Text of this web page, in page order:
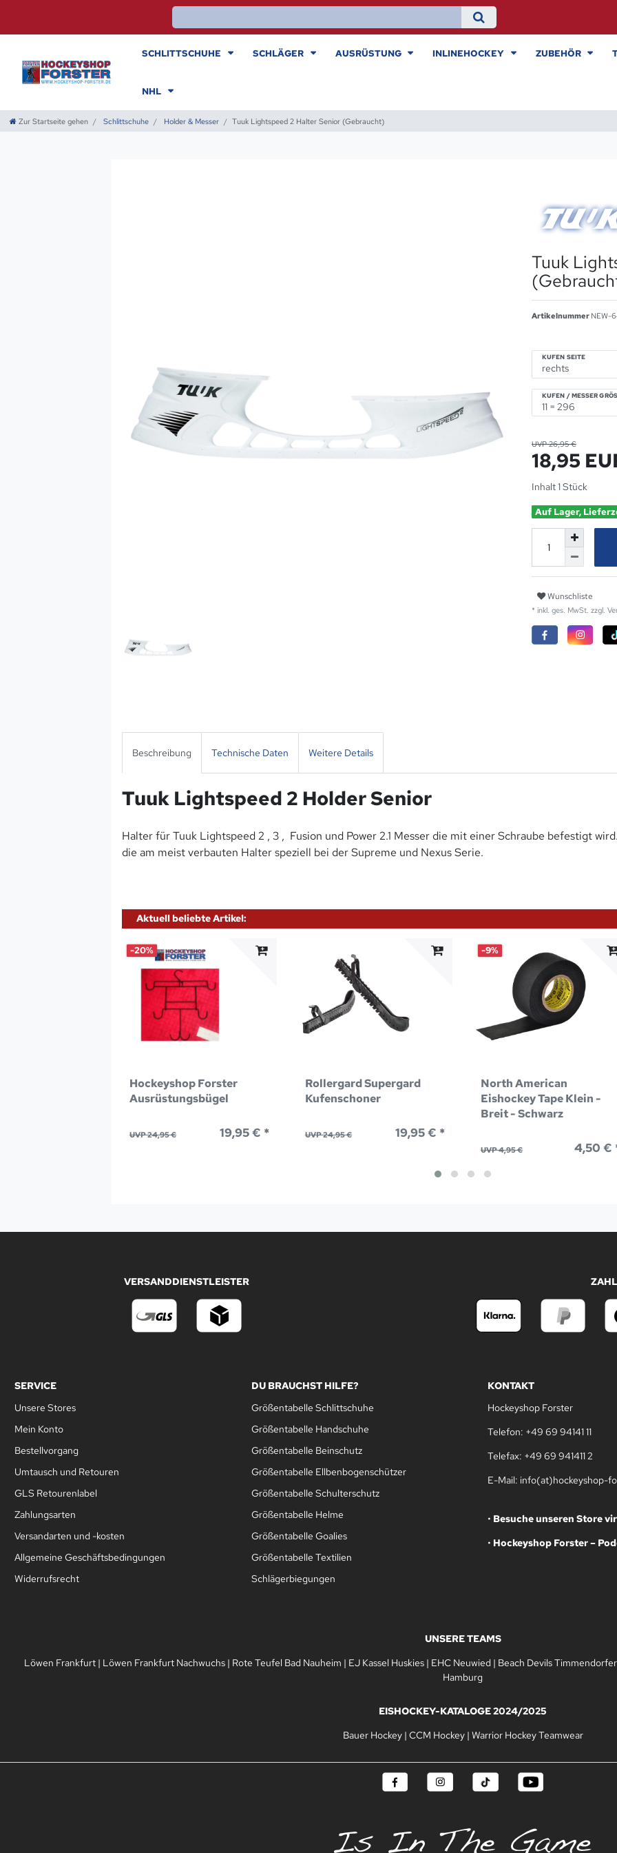
SCHLITTSCHUHE SCHLÄGER AUSRÜSTUNG INLINEHOCKEY ZUBEHÖR
NHL
Zur Startseite gehen Schlittschuhe Holder & Messer Tuuk Lightspeed 2 Halter Senior (Gebraucht)
Tuuk
Artikelnummer NEW-
KUFEN SEITE
KUFEN / MESSER
UVP 26,95 €
18,95
Inhalt1Stück
Auf Lager,
Wunschliste
* inkl. ges. MwSt. zzgl.
Beschreibung Technische Daten Weitere Details
Tuuk Lightspeed 2 Holder Senior
Halter für Tuuk Lightspeed 2 , 3 , Fusion und Power 2.1 Messer die mit einer Schraube befestigt
die am meist verbauten Halter speziell bei der Supreme und Nexus Serie.
Aktuell beliebte Artikel:
-20%
Hockeyshop Forster
Ausrüstungsbügel
UVP 24,95 € 19,95 € *
Rollergard Supergard
Kufenschoner
UVP 24,95 € 19,95 € *
-9%
North American
Eishockey Tape Klein -
Breit - Schwarz
UVP 4,95 € 4,50 €
VERSANDDIENSTLEISTER
SERVICE
Unsere Stores
Mein Konto
Bestellvorgang
Umtausch und Retouren
GLS Retourenlabel
Zahlungsarten
Versandarten und -kosten
Allgemeine Geschäftsbedingungen
Widerrufsrecht
DU BRAUCHST HILFE?
Größentabelle Schlittschuhe
Größentabelle Handschuhe
Größentabelle Beinschutz
Größentabelle Ellbenbogenschützer
Größentabelle Schulterschutz
Größentabelle Helme
Größentabelle Goalies
Größentabelle Textilien
Schlägerbiegungen
KONTAKT
Hockeyshop Forster
Telefon: +49 69 94141 11
Telefax: +49 69 941411 2
E-Mail: info(at)hockeyshop-
• Besuche unseren Store
• Hockeyshop Forster –
UNSERE TEAMS
Löwen Frankfurt | Löwen Frankfurt Nachwuchs | Rote Teufel Bad Nauheim | EJ Kassel Huskies | EHC Neuwied | Beach Devils
Hamburg
EISHOCKEY-KATALOGE 2024/2025
Bauer Hockey| CCM Hockey| Warrior Hockey Teamwear